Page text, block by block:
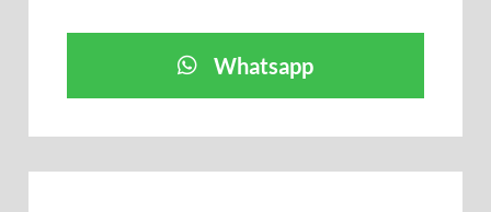
Whatsapp